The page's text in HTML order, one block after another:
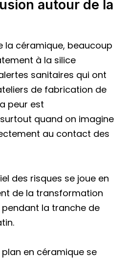
autour de la
la céramique, beaucoup
à la silice
sanitaires qui ont
de fabrication de
peur est
quand on imagine
au contact des
des risques se joue en
de la transformation
la tranche de
en céramique se